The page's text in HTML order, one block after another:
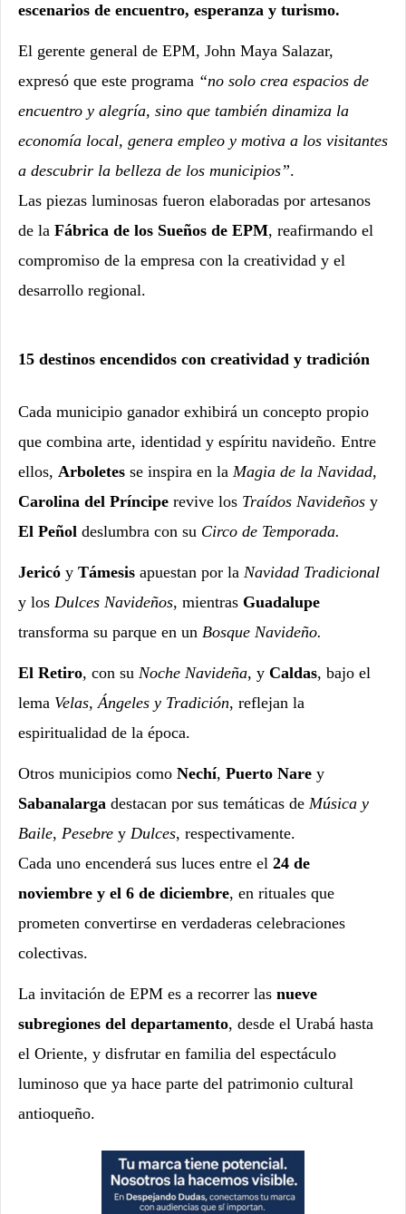
escenarios de encuentro, esperanza y turismo.
El gerente general de EPM, John Maya Salazar,
expresó que este programa “no solo crea espacios de
encuentro y alegría, sino que también dinamiza la
economía local, genera empleo y motiva a los visitantes
a descubrir la belleza de los municipios”.
Las piezas luminosas fueron elaboradas por artesanos
de la Fábrica de los Sueños de EPM, reafirmando el
compromiso de la empresa con la creatividad y el
desarrollo regional.
15 destinos encendidos con creatividad y tradición
Cada municipio ganador exhibirá un concepto propio
que combina arte, identidad y espíritu navideño. Entre
ellos, Arboletes se inspira en la Magia de la Navidad,
Carolina del Príncipe revive los Traídos Navideños y
El Peñol deslumbra con su Circo de Temporada.
Jericó y Támesis apuestan por la Navidad Tradicional
y los Dulces Navideños, mientras Guadalupe
transforma su parque en un Bosque Navideño.
El Retiro, con su Noche Navideña, y Caldas, bajo el
lema Velas, Ángeles y Tradición, reflejan la
espiritualidad de la época.
Otros municipios como Nechí, Puerto Nare y
Sabanalarga destacan por sus temáticas de Música y
Baile, Pesebre y Dulces, respectivamente.
Cada uno encenderá sus luces entre el 24 de
noviembre y el 6 de diciembre, en rituales que
prometen convertirse en verdaderas celebraciones
colectivas.
La invitación de EPM es a recorrer las nueve
subregiones del departamento, desde el Urabá hasta
el Oriente, y disfrutar en familia del espectáculo
luminoso que ya hace parte del patrimonio cultural
antioqueño.